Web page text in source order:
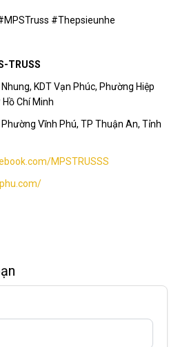
#Thepsieunhe
TRUSS
KDT Vạn Phúc, Phường Hiệp
Chí Minh
Vĩnh Phú, TP Thuận An, Tỉnh
MPSTRUSSS